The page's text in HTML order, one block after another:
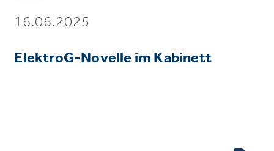
16.06.2025
ElektroG-Novelle im Kabinett